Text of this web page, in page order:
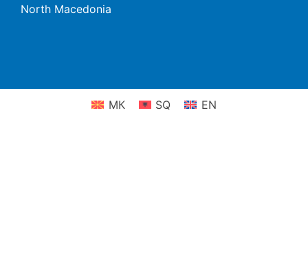
North Macedonia
МК SQ EN